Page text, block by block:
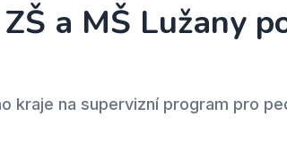
a MŠ Lužany
kraje na supervizní program pro